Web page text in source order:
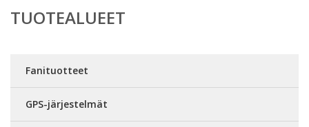
TUOTEALUEET
Fanituotteet
GPS-järjestelmät